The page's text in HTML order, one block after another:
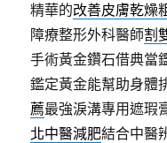
精華的改善皮膚乾燥
障療整形外科醫師割
手術黃金鑽石借典當
鑑定黃金能幫助身體
薦最強淚溝專用遮瑕
北中醫減肥結合中醫